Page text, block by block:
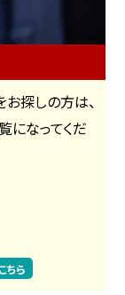
お探しの方は、
になってくだ
ちら